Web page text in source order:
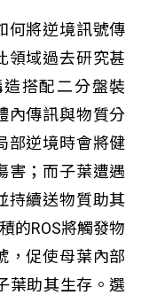
何將逆境訊號傳
領域過去研究甚
搭配二分盤裝
內傳訊與物質分
部逆境時會將健
害；而子葉遭遇
持續送物質助其
的ROS將觸發物
，促使母葉內部
葉助其生存。選